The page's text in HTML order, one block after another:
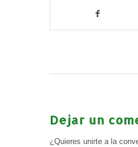
Dejar un
¿Quieres unirte a la